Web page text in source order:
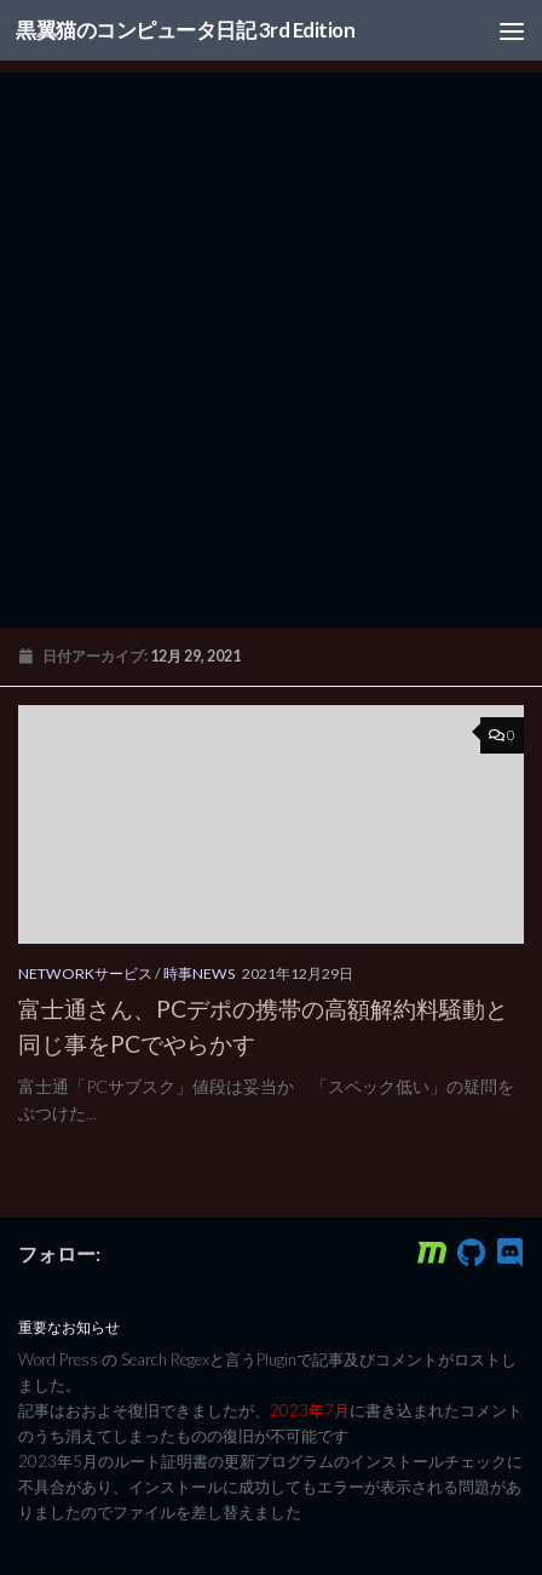
コンテンツへスキップ
黒翼猫のコンピュータ日記 3rd Edition
日付アーカイブ: 12月 29, 2021
0
NETWORKサービス /時事NEWS 2021年12月29日
富士通さん、PCデポの携帯の高額解約料騒動と
同じ事をPCでやらかす
富士通「PCサブスク」値段は妥当か 「スペック低い」の疑問を
ぶつけた...
フォロー:
重要なお知らせ
Word Press の Search Regexと言うPluginで記事及びコメントがロストし
ました。
記事はおおよそ復旧できましたが、 2023年7月に書き込まれたコメント
のうち消えてしまったものの復旧が不可能です
2023年5月のルート証明書の更新プログラムのインストールチェックに
不具合があり、インストールに成功してもエラーが表示される問題があ
りましたのでファイルを差し替えました